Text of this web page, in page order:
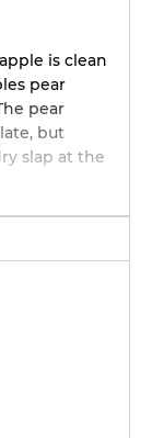
is clean
pear
pear
but
slap at the